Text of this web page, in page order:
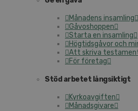
Månadens insamling
Gåvoshoppen
Starta en insamling
Högtidsgåvor och
Att skriva
För företag
Stöd arbetet långsiktigt
Kyrkoavgiften
Månadsgivare